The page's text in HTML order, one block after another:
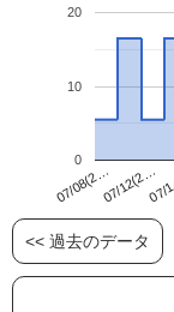
07/08(2…07/12(2…
0
10
20
<< 過去のデータ